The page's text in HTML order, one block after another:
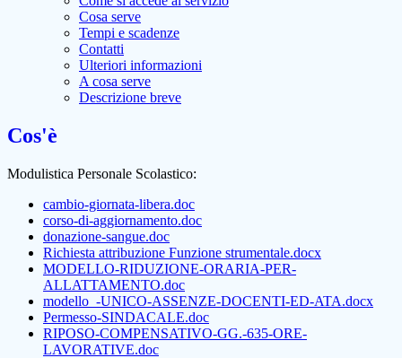
Cosa serve
Tempi e scadenze
Contatti
Ulteriori informazioni
A cosa serve
Descrizione breve
Cos'è
Modulistica Personale Scolastico:
cambio-giornata-libera.doc
corso-di-aggiornamento.doc
donazione-sangue.doc
Richiesta attribuzione Funzione strumentale.docx
MODELLO-RIDUZIONE-ORARIA-PER-
ALLATTAMENTO.doc
modello_-UNICO-ASSENZE-DOCENTI-ED-ATA.docx
Permesso-SINDACALE.doc
RIPOSO-COMPENSATIVO-GG.-635-ORE-
LAVORATIVE.doc